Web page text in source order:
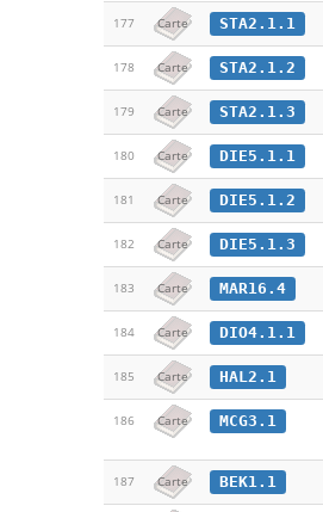
177 Carte STA2.1.1
178 Carte STA2.1.2
179 Carte STA2.1.3
180 Carte DIE5.1.1
181 Carte DIE5.1.2
182 Carte DIE5.1.3
183 Carte MAR16.4
184 Carte DIO4.1.1
185 Carte HAL2.1
186 Carte MCG3.1
187 Carte BEK1.1